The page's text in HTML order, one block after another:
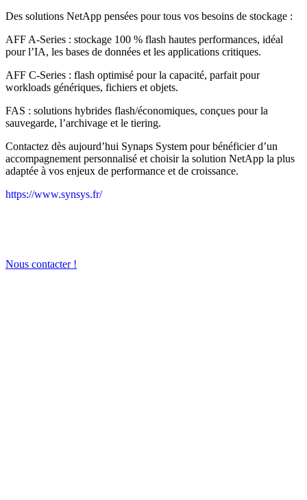
Des solutions NetApp pensées pour tous vos besoins de stockage :
AFF A-Series : stockage 100 % flash hautes performances, idéal
pour l’IA, les bases de données et les applications critiques.
AFF C-Series : flash optimisé pour la capacité, parfait pour
workloads génériques, fichiers et objets.
FAS : solutions hybrides flash/économiques, conçues pour la
sauvegarde, l’archivage et le tiering.
Contactez dès aujourd’hui Synaps System pour bénéficier d’un
accompagnement personnalisé et choisir la solution NetApp la plus
adaptée à vos enjeux de performance et de croissance.
https://www.synsys.fr/
Nous contacter !